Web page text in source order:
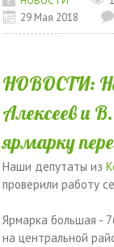
29 Мая 2018
НОВОСТИ:
Алексеев и
ярмарку
Наши депутаты из
проверили работу
Ярмарка большая -
на центральной